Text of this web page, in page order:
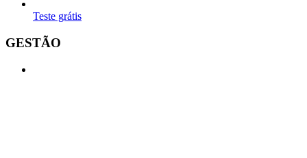
Teste grátis
GESTÃO